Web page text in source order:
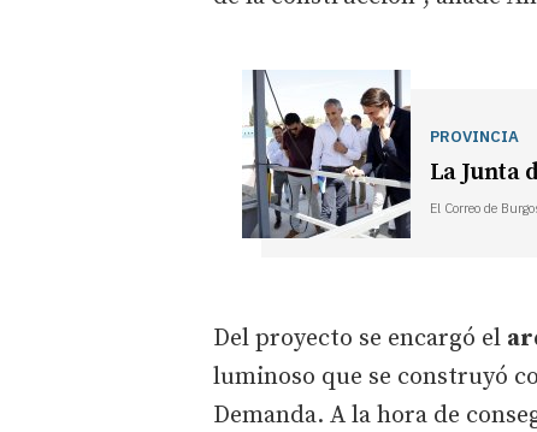
PROVINCIA
La Junta
El Correo de
Del proyecto se encargó el
luminoso que se construyó
Demanda. A la hora de